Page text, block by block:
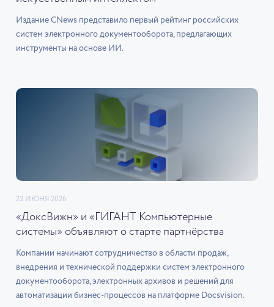
Издание CNews представило первый рейтинг российских
систем электронного документооборота, предлагающих
инструменты на основе ИИ.
23 ИЮНЯ 2026
«ДоксВижн» и «ГИГАНТ Компьютерные
системы» объявляют о старте партнёрства
Компании начинают сотрудничество в области продаж,
внедрения и технической поддержки систем электронного
документооборота, электронных архивов и решений для
автоматизации бизнес-процессов на платформе Docsvision.